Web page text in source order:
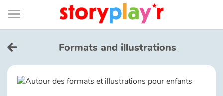
Connexion
Bibliothèque
de
page
Menu
Log in
Formats and illustrations